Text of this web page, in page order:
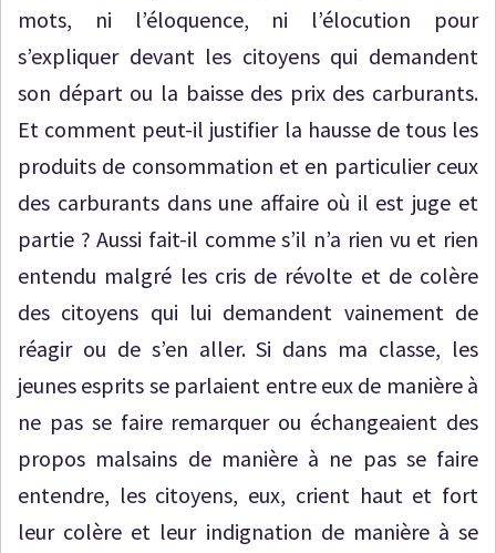
mots, ni l’éloquence, ni l’élocution pour
s’expliquer devant les citoyens qui demandent
son départ ou la baisse des prix des carburants.
Et comment peut-il justifier la hausse de tous les
produits de consommation et en particulier ceux
des carburants dans une affaire où il est juge et
partie ? Aussi fait-il comme s’il n’a rien vu et rien
entendu malgré les cris de révolte et de colère
des citoyens qui lui demandent vainement de
réagir ou de s’en aller. Si dans ma classe, les
jeunes esprits se parlaient entre eux de manière à
ne pas se faire remarquer ou échangeaient des
propos malsains de manière à ne pas se faire
entendre, les citoyens, eux, crient haut et fort
leur colère et leur indignation de manière à se